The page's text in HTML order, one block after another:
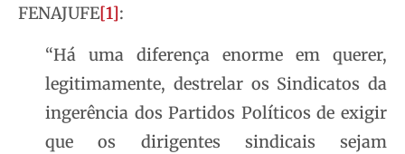
FENAJUFE[1]:
“Há uma diferença enorme em querer,
legitimamente, destrelar os Sindicatos da
ingerência dos Partidos Políticos de exigir
que os dirigentes sindicais sejam